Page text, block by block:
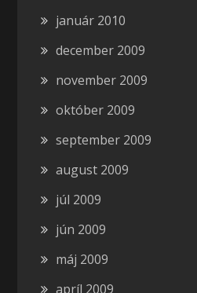
január 2010
december 2009
november 2009
október 2009
september 2009
august 2009
júl 2009
jún 2009
máj 2009
apríl 2009